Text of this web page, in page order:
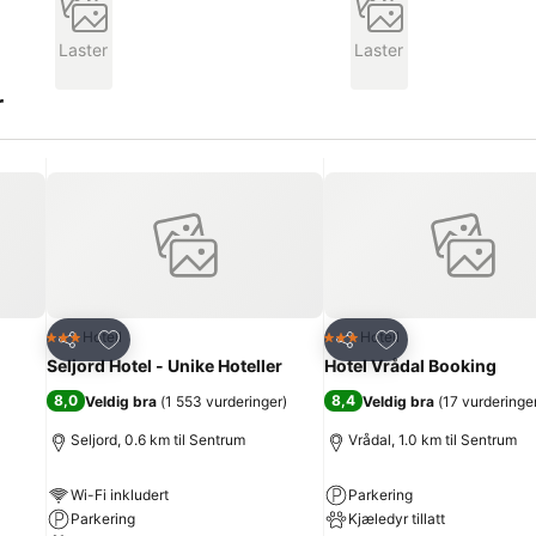
Laster Laster
Del
Legg til i favoritter
3 Stjerner
Hotell
Seljord Hotel - Unike Hoteller
8,0 Veldig bra (1 553 vurderinger)
Seljord, 0.6 km til Sentrum
Wi-Fi inkludert
Parkering
Del
Legg til i
3 Stjerner
Hotell
Hotel Vrådal Booking
8,4 Veldig bra (17
Vrådal, 1.0 km til Sentrum
Parkering
Kjæledyr tillatt